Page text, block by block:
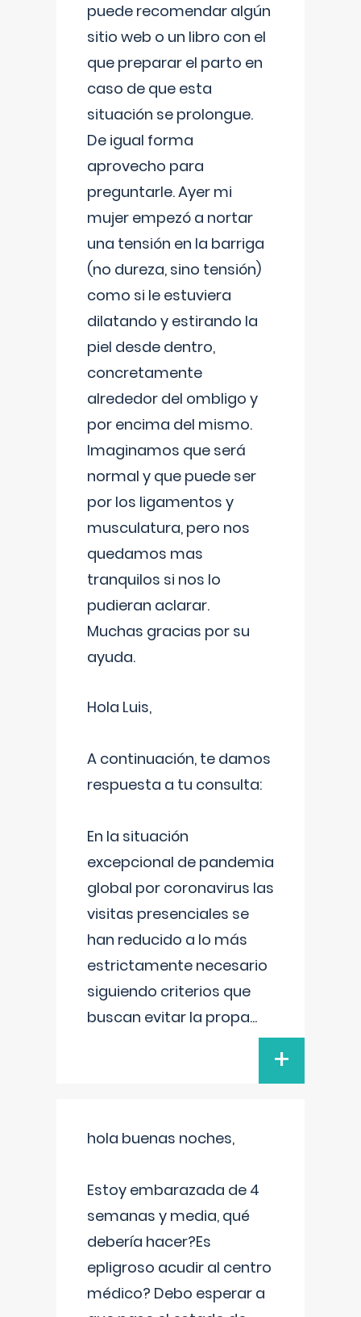
puede recomendar algún
sitio web o un libro con el
que preparar el parto en
caso de que esta
situación se prolongue.
De igual forma
aprovecho para
preguntarle. Ayer mi
mujer empezó a nortar
una tensión en la barriga
(no dureza, sino tensión)
como si le estuviera
dilatando y estirando la
piel desde dentro,
concretamente
alrededor del ombligo y
por encima del mismo.
Imaginamos que será
normal y que puede ser
por los ligamentos y
musculatura, pero nos
quedamos mas
tranquilos si nos lo
pudieran aclarar.
Muchas gracias por su
ayuda.
Hola Luis,
A continuación, te damos
respuesta a tu consulta:
En la situación
excepcional de pandemia
global por coronavirus las
visitas presenciales se
han reducido a lo más
estrictamente necesario
siguiendo criterios que
buscan evitar la propa...
+
hola buenas noches,
Estoy embarazada de 4
semanas y media, qué
debería hacer?Es
epligroso acudir al centro
médico? Debo esperar a